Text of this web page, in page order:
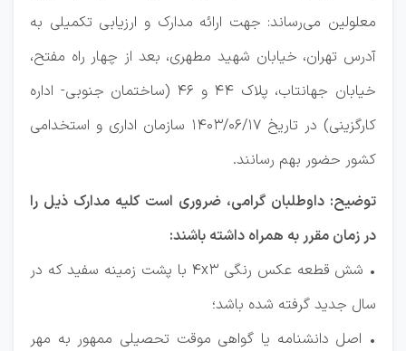
معلولین می‌رساند: جهت ارائه مدارک و ارزیابی تکمیلی به
آدرس تهران، خیابان شهید مطهری، بعد از چهار راه مفتح،
خیابان جهانتاب، پلاک 44 و 46 (ساختمان جنوبی- اداره
کارگزینی) در تاریخ 1403/06/17 سازمان اداری و استخدامی
كشور حضور بهم رسانند.
توضیح: داوطلبان گرامی، ضروری است کلیه مدارك ذیل را
در زمان مقرر به همراه داشته باشند:
• شش قطعه عكس رنگی 4x3 با پشت زمینه سفید كه در
سال جدید گرفته شده باشد؛
• اصل دانشنامه یا گواهی موقت تحصیلی ممهور به مهر